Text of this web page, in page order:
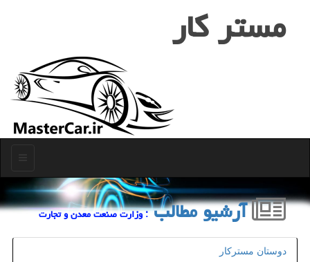
مستر كار
آرشیو مطالب : وزارت صنعت معدن و تجارت
دوستان مسترکار